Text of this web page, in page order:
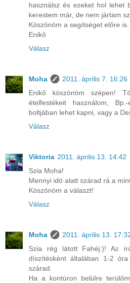
használsz és ezeket hol lehet
kerestem már, de nem jártam
Köszönöm a segítséget előre is.
Enikő
Válasz
Moha
2011. április 7. 16:26
Enikő köszönöm szépen!
ételfestékeit használom,
boltjában lehet kapni, vagy a
Válasz
Viktoria 2011. április 13. 14:42
Szia Moha!
Mennyi idö alatt szárad rá a
Köszönöm a választ!
Válasz
Moha
2011. április 13.
Szia rég látott Fahéj:)! Az
díszítésként általában 1-2
szárad.
Ha a kontúron belülre